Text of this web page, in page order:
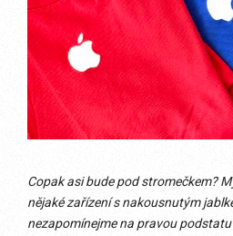
Copak asi bude pod stromečkem?
nějaké zařízení s nakousnutým
nezapomínejme na pravou